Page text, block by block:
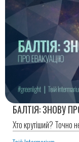
БАЛТІЯ: ЗНОВУ
Хто крутіший? Точно